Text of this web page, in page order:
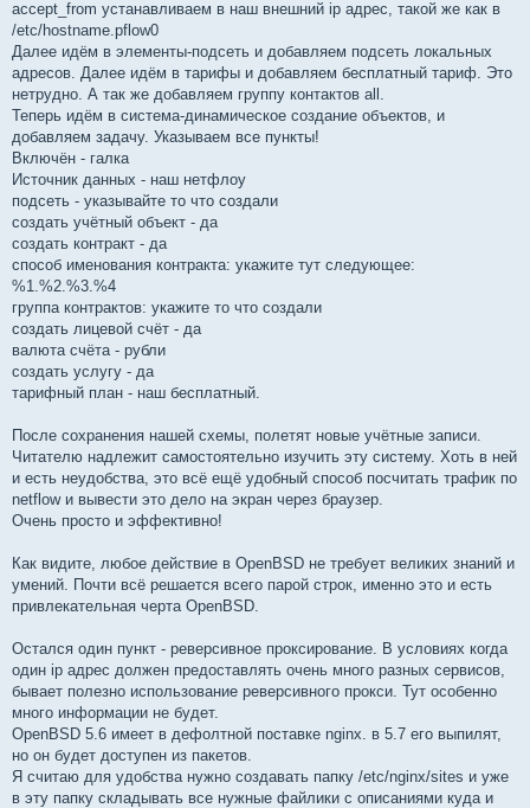
accept_from устанавливаем в наш внешний ip адрес, такой же как в
/etc/hostname.pflow0
Далее идём в элементы-подсеть и добавляем подсеть локальных
адресов. Далее идём в тарифы и добавляем бесплатный тариф. Это
нетрудно. А так же добавляем группу контактов all.
Теперь идём в система-динамическое создание объектов, и
добавляем задачу. Указываем все пункты!
Включён - галка
Источник данных - наш нетфлоу
подсеть - указывайте то что создали
создать учётный объект - да
создать контракт - да
способ именования контракта: укажите тут следующее:
%1.%2.%3.%4
группа контрактов: укажите то что создали
создать лицевой счёт - да
валюта счёта - рубли
создать услугу - да
тарифный план - наш бесплатный.
После сохранения нашей схемы, полетят новые учётные записи.
Читателю надлежит самостоятельно изучить эту систему. Хоть в ней
и есть неудобства, это всё ещё удобный способ посчитать трафик по
netflow и вывести это дело на экран через браузер.
Очень просто и эффективно!
Как видите, любое действие в OpenBSD не требует великих знаний и
умений. Почти всё решается всего парой строк, именно это и есть
привлекательная черта OpenBSD.
Остался один пункт - реверсивное проксирование. В условиях когда
один ip адрес должен предоставлять очень много разных сервисов,
бывает полезно использование реверсивного прокси. Тут особенно
много информации не будет.
OpenBSD 5.6 имеет в дефолтной поставке nginx. в 5.7 его выпилят,
но он будет доступен из пакетов.
Я считаю для удобства нужно создавать папку /etc/nginx/sites и уже
в эту папку складывать все нужные файлики с описаниями куда и